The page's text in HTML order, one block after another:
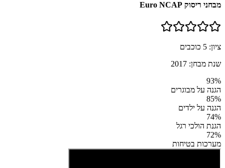
מבחני ריסוק Euro NCAP
ציון: 5 כוכבים
שנת מבחן: 2017
93%
הגנה על מבוגרים
85%
הגנה על ילדים
74%
הגנת הולכי רגל
72%
מערכות בטיחות